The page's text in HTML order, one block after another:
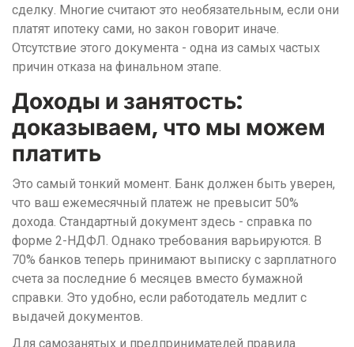
сделку. Многие считают это необязательным, если они
платят ипотеку сами, но закон говорит иначе.
Отсутствие этого документа - одна из самых частых
причин отказа на финальном этапе.
Доходы и занятость:
доказываем, что мы можем
платить
Это самый тонкий момент. Банк должен быть уверен,
что ваш ежемесячный платеж не превысит 50%
дохода. Стандартный документ здесь - справка по
форме 2-НДФЛ. Однако требования варьируются. В
70% банков теперь принимают выписку с зарплатного
счета за последние 6 месяцев вместо бумажной
справки. Это удобно, если работодатель медлит с
выдачей документов.
Для самозанятых и предпринимателей правила